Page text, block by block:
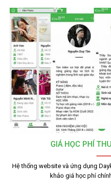
GIÁ HỌC PHÍ
Hệ thống website và ứng dụng
khảo giá học phí